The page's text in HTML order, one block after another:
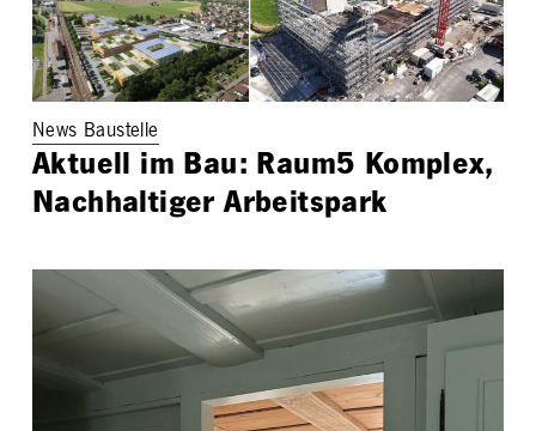
News Baustelle
Aktuell im Bau: Raum5 Komplex,
Nachhaltiger Arbeitspark